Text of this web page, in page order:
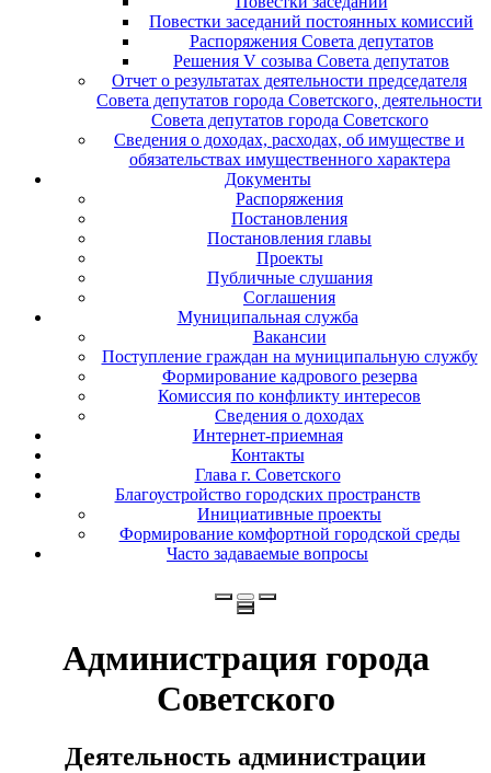
Повестки заседаний постоянных комиссий
Распоряжения Совета депутатов
Решения V созыва Совета депутатов
Отчет о результатах деятельности председателя
Совета депутатов города Советского, деятельности
Совета депутатов города Советского
Сведения о доходах, расходах, об имуществе и
обязательствах имущественного характера
Документы
Распоряжения
Постановления
Постановления главы
Проекты
Публичные слушания
Соглашения
Муниципальная служба
Вакансии
Поступление граждан на муниципальную службу
Формирование кадрового резерва
Комиссия по конфликту интересов
Сведения о доходах
Интернет-приемная
Контакты
Глава г. Советского
Благоустройство городских пространств
Инициативные проекты
Формирование комфортной городской среды
Часто задаваемые вопросы
Администрация города
Советского
Деятельность администрации